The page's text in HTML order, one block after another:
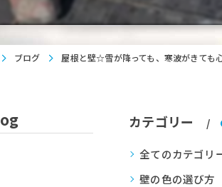
ブログ 屋根と壁☆雪が降っても、寒波がきて
カテゴリー
全てのカテゴリ
壁の色の選び